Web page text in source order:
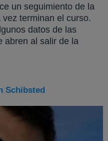
un seguimiento de la
terminan el curso.
datos de las
abren al salir de la
Schibsted